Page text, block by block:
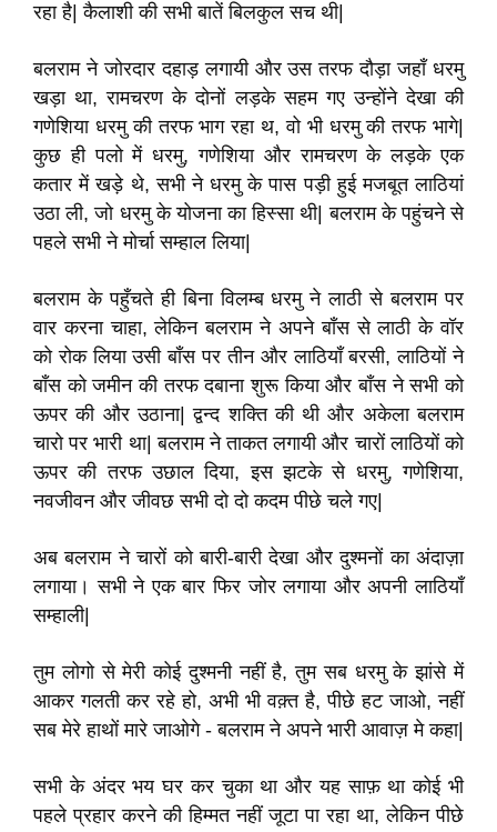
रहा है |कैलाशी की सभी बातें बिलकुल सच थी|
बलराम ने जोरदार दहाड़ लगायी और उस तरफ दौड़ा जहाँ धरमु
खड़ा था,रामचरण के दोनों लड़के सहम गए उन्होंने देखा की
गणेशिया धरमु की तरफ भाग रहा थ,वो भी धरमु की तरफ भागे|
कुछ ही पलो में धरमु,गणेशिया और रामचरण के लड़के एक
कतार में खड़े थे,सभी ने धरमु के पास पड़ी हुई मजबूत लाठियां
उठा ली,जो धरमु के योजना का हिस्सा थी|बलराम के पहुंचने से
पहले सभी ने मोर्चा सम्हाल लिया|
बलराम के पहुँचते ही बिना विलम्ब धरमु ने लाठी से बलराम पर
वार करना चाहा,लेकिन बलराम ने अपने बाँस से लाठी के वॉर
को रोक लिया उसी बाँस पर तीन और लाठियाँ बरसी,लाठियों ने
बाँस को जमीन की तरफ दबाना शुरू किया और बाँस ने सभी को
ऊपर की और उठाना|द्वन्द शक्ति की थी और अकेला बलराम
चारो पर भारी था|बलराम ने ताकत लगायी और चारों लाठियों को
ऊपर की तरफ उछाल दिया,इस झटके से धरमु,गणेशिया,
नवजीवन और जीवछ सभी दो दो कदम पीछे चले गए
अब बलराम ने चारों को बारी-बारी देखा और दुश्मनों का अंदाज़ा
लगाया। सभी ने एक बार फिर जोर लगाया और अपनी लाठियाँ
सम्हाली|
तुम लोगो से मेरी कोई दुश्मनी नहीं है,तुम सब धरमु के झांसे में
आकर गलती कर रहे हो, अभी भी वक़्त है,पीछे हट जाओ,नहीं
सब मेरे हाथों मारे जाओगे - बलराम ने अपने भारी आवाज़ मे कहा|
सभी के अंदर भय घर कर चुका था और यह साफ़ था कोई भी
पहले प्रहार करने की हिम्मत नहीं जूटा पा रहा था,लेकिन पीछे